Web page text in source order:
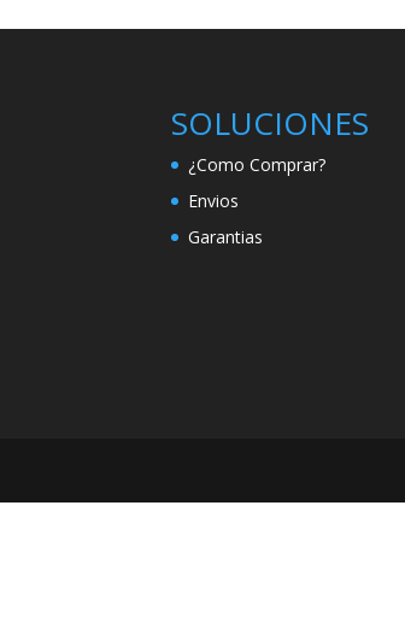
SOLUCIONES
¿Como Comprar?
Envios
Garantias